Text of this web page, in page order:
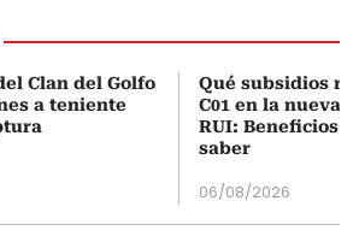
Clan del Golfo
a teniente
Qué subsidios
C01 en la nueva
RUI: Beneficios
saber
06/08/2026